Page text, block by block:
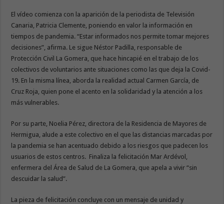
El vídeo comienza con la aparición de la periodista de Televisión
Canaria, Patricia Clemente, poniendo en valor la información en
tiempos de pandemia. “Estar informados nos permite tomar mejores
decisiones”, afirma. Le sigue Néstor Padilla, responsable de
Protección Civil La Gomera, que hace hincapié en el trabajo de los
colectivos de voluntarios ante situaciones como las que deja la Covid-
19. En la misma línea, aborda la realidad actual Carmen García, de
Cruz Roja, quien pone el acento en la solidaridad y la atención a los
más vulnerables.
Por su parte, Noelia Pérez, directora de la Residencia de Mayores de
Hermigua, alude a este colectivo en el que las distancias marcadas por
la pandemia se han acentuado debido a los riesgos que padecen los
usuarios de estos centros. Finaliza la felicitación Mar Ardévol,
enfermera del Área de Salud de La Gomera, que apela a vivir “sin
descuidar la salud”.
La pieza de felicitación concluye con un mensaje de unidad y